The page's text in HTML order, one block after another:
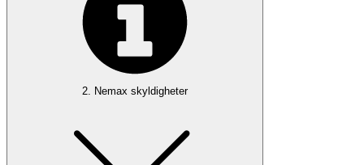
2. Nemax skyldigheter​